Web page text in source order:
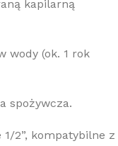
kapilarną
wody (ok. 1 rok
spożywcza.
2”, kompatybilne z